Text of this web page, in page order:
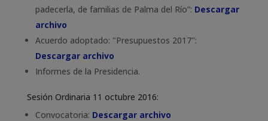
padecerla, de familias de Palma del Río”: Descargar
archivo
Acuerdo adoptado: "Presupuestos 2017":
Descargar archivo
Informes de la Presidencia.
Sesión Ordinaria 11 octubre 2016:
Convocatoria: Descargar archivo